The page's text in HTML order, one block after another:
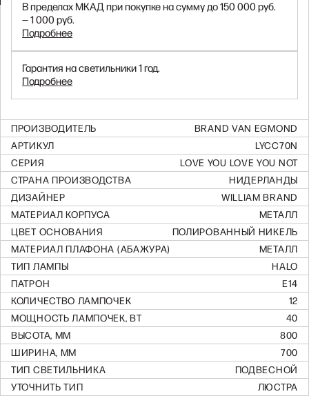
В пределах МКАД при покупке на сумму до 150 000 руб.
— 1 000 руб.
Подробнее
Гарантия на светильники 1 год.
Подробнее
ПРОИЗВОДИТЕЛЬ
BRAND VAN EGMOND
АРТИКУЛ
LYCC70N
СЕРИЯ
LOVE YOU LOVE YOU NOT
СТРАНА ПРОИЗВОДСТВА
НИДЕРЛАНДЫ
ДИЗАЙНЕР
WILLIAM BRAND
МАТЕРИАЛ КОРПУСА
МЕТАЛЛ
ЦВЕТ ОСНОВАНИЯ
ПОЛИРОВАННЫЙ НИКЕЛЬ
МАТЕРИАЛ ПЛАФОНА (АБАЖУРА)
МЕТАЛЛ
ТИП ЛАМПЫ
HALO
ПАТРОН
E14
КОЛИЧЕСТВО ЛАМПОЧЕК
12
МОЩНОСТЬ ЛАМПОЧЕК, ВТ
40
ВЫСОТА, ММ
800
ШИРИНА, ММ
700
ТИП СВЕТИЛЬНИКА
ПОДВЕСНОЙ
УТОЧНИТЬ ТИП
ЛЮСТРА